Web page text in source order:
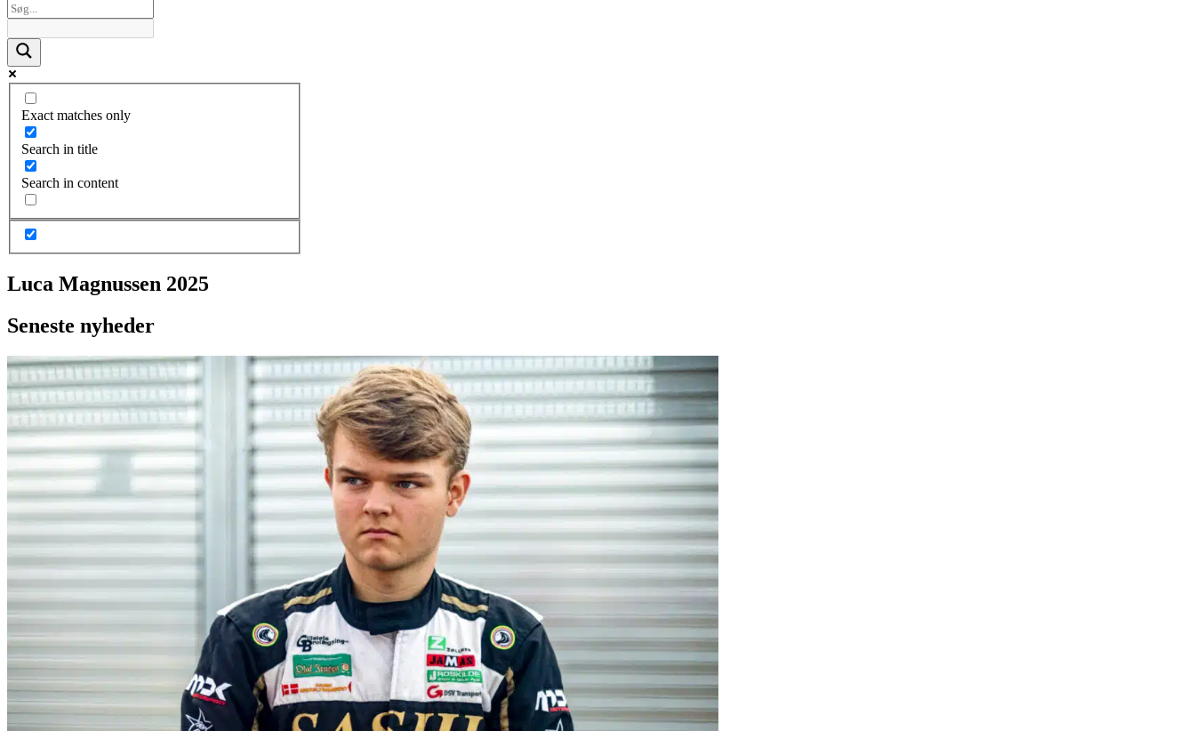
Exact matches only
Search in title
Search in content
Luca Magnussen 2025
Seneste nyheder